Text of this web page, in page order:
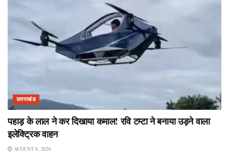
उत्तराखंड
पहाड़ के लाल ने कर दिखाया कमाल! रवि टम्टा ने बनाया उड़ने वाला
इलेक्ट्रिक वाहन
AUGUST 8, 2026